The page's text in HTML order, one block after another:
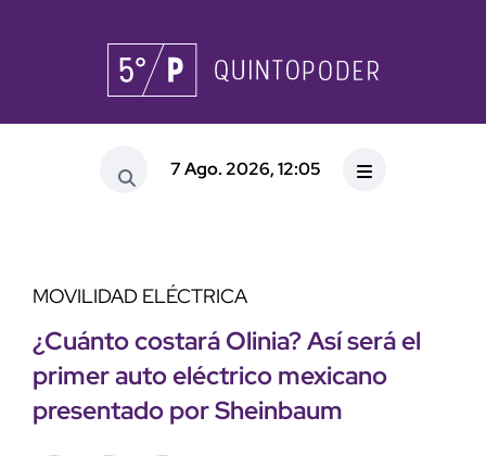
7 Ago. 2026, 12:05
MOVILIDAD ELÉCTRICA
¿Cuánto costará Olinia? Así será el
primer auto eléctrico mexicano
presentado por Sheinbaum